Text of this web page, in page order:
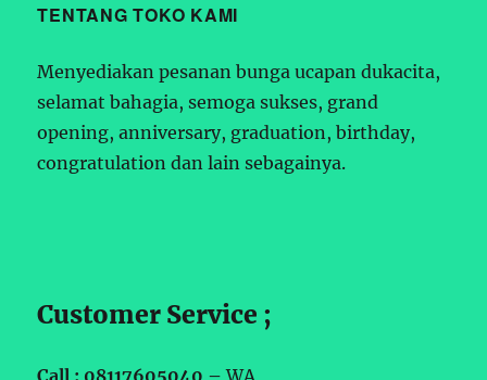
TENTANG TOKO KAMI
Menyediakan pesanan bunga ucapan dukacita,
selamat bahagia, semoga sukses, grand
opening, anniversary, graduation, birthday,
congratulation dan lain sebagainya.
Customer Service ;
Call : 08117605040 –WA